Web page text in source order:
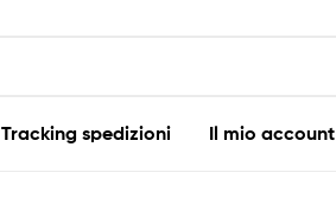
Tracking spedizioni Il mio account